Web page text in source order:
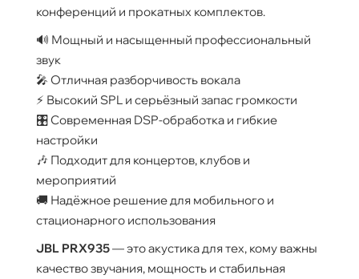
конференций и прокатных комплектов.
🔊 Мощный и насыщенный профессиональный
звук
🎤 Отличная разборчивость вокала
⚡ Высокий SPL и серьёзный запас громкости
🎛 Современная DSP-обработка и гибкие
настройки
🎶 Подходит для концертов, клубов и
мероприятий
🚚 Надёжное решение для мобильного и
стационарного использования
JBL PRX935— это акустика для тех, кому важны
качество звучания, мощность и стабильная